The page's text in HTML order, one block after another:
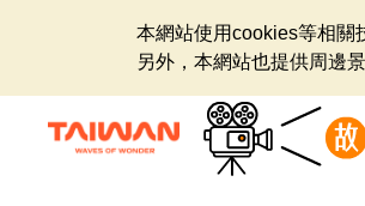
本網站使用cookies等相關
另外，本網站也提供周邊